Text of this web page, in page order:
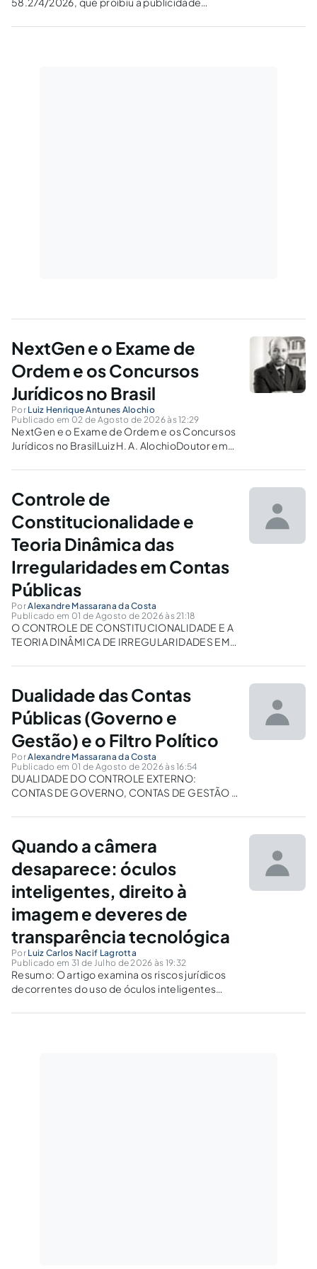
fixa no Município do Rio de Janeiro. Embora a
NextGen e o Exame de
Ordem e os Concursos
Jurídicos no Brasil
Por Luiz Henrique Antunes Alochio
Publicado em 02 de Agosto de 2026 às 12:29
NextGen e o Exame de Ordem e os Concursos
Jurídicos no BrasilLuiz H. A. AlochioDoutor em
College od Law, 2022/23)1. E revolução
para advogados nos Estados Unidos, antes...
Controle de
Constitucionalidade e
Teoria Dinâmica das
Irregularidades em Contas
Públicas
PorAlexandre Massarana da Costa
Publicado em 01 de Agosto de 2026 às 21:18
O CONTROLE DE CONSTITUCIONALIDADE E A
TEORIA DINÂMICA DE IRREGULARIDADES EM
HERMENÊUTICO NO EIXO RE 848.826/DF E
CostaAdvogado e sócio fundador
doMassarana & Enjyogi Sociedade de
Advogados1 – IntroduçãoA nossa Constituição
Federal...
Dualidade das Contas
Públicas (Governo e
Gestão) e o Filtro Político
PorAlexandre Massarana da Costa
Publicado em 01 de Agosto de 2026 às 16:54
DUALIDADE DO CONTROLE EXTERNO:
CONTAS DE GOVERNO, CONTAS DE GESTÃO E
JURISPRUDÊNCIA CONTEMPORÂNEA “O
contábil, estático em números; é o próprio
espelho dinâmico das escolhas políticas e
das...
Quando a câmera
desaparece: óculos
inteligentes, direito à
imagem e deveres de
transparência tecnológica
Por Luiz Carlos Nacif Lagrotta
Publicado em 31 de Julho de 2026 às 19:32
Resumo: O artigo examina os riscos jurídicos
decorrentes do uso de óculos inteligentes
recursos de inteligência artificial. Sustenta-se